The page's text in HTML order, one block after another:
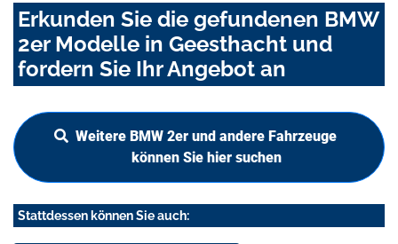
Erkunden Sie die gefundenen BMW
2er Modelle in Geesthacht und
fordern Sie Ihr Angebot an
Weitere BMW 2er und andere Fahrzeuge
können Sie hier suchen
Stattdessen können Sie auch: